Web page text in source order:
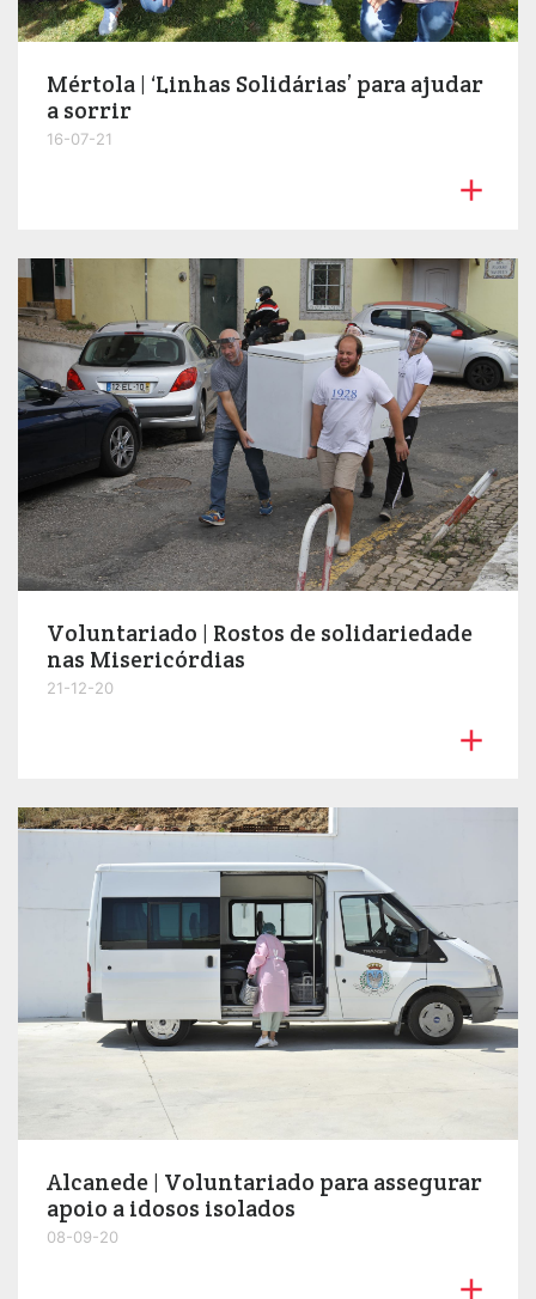
Mértola | ‘Linhas Solidárias’ para ajudar
a sorrir
16-07-21

Voluntariado | Rostos de solidariedade
nas Misericórdias
21-12-20

Alcanede | Voluntariado para assegurar
apoio a idosos isolados
08-09-20
